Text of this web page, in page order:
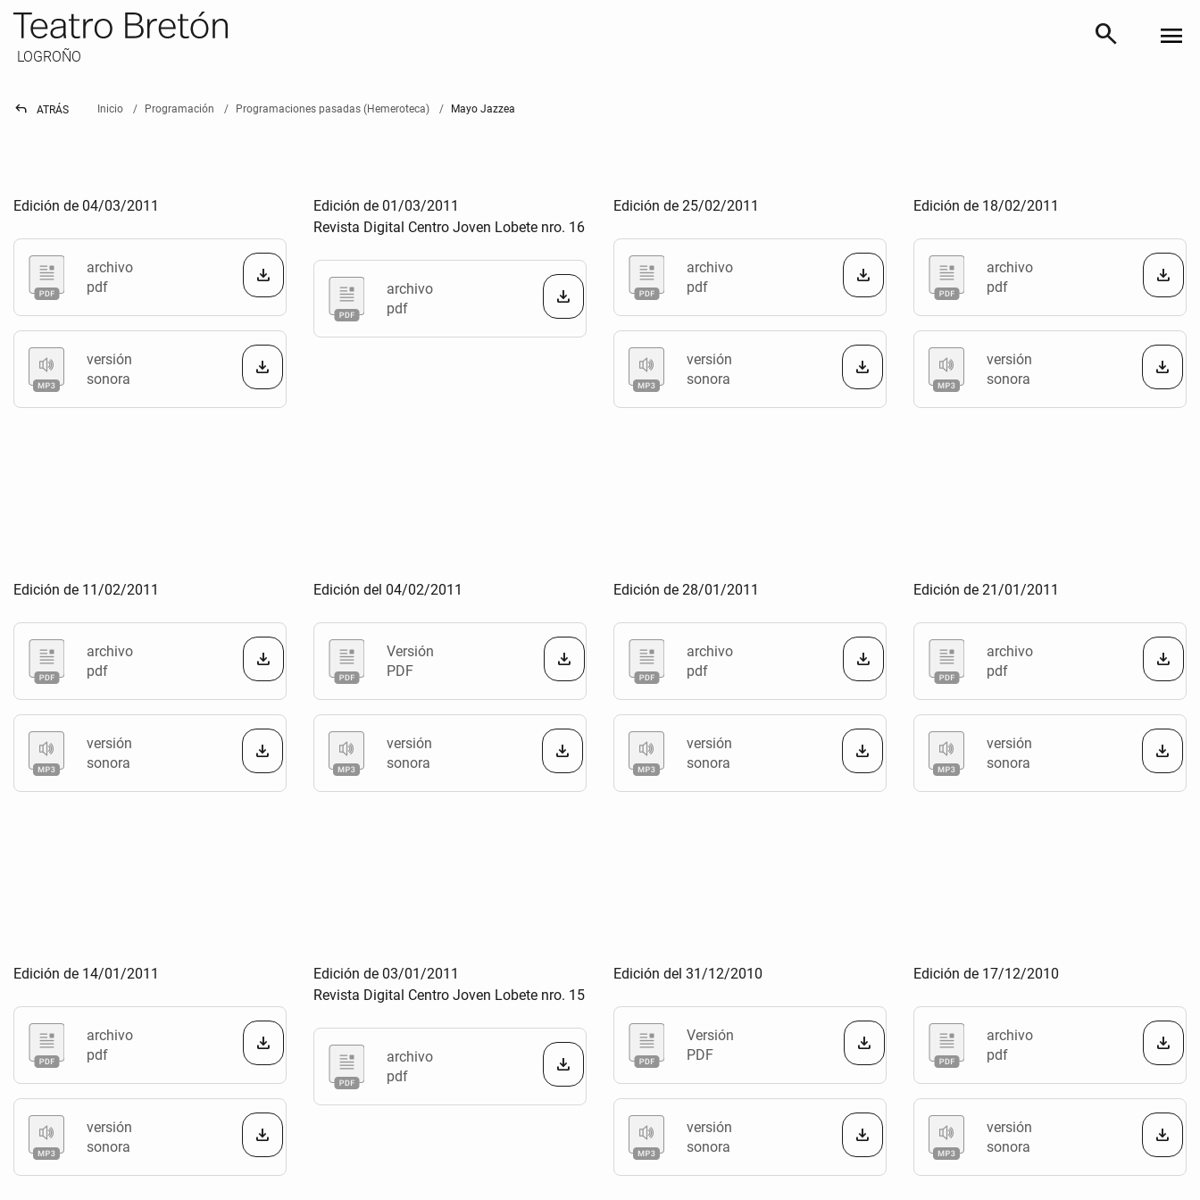
LOGROÑO
search menu
reply ATRÁS Inicio Programación Programaciones pasadas (Hemeroteca) Mayo Jazzea
Edición de 04/03/2011
archivo
pdf
versión
sonora
Edición de 01/03/2011
Revista Digital Centro Joven Lobete nro. 16
archivo
pdf
Edición de 25/02/2011
archivo
pdf
versión
sonora
Edición de 18/02/2011
archivo
pdf
versión
sonora
Edición de 11/02/2011
archivo
pdf
versión
sonora
Edición del 04/02/2011
Versión
PDF
versión
sonora
Edición de 28/01/2011
archivo
pdf
versión
sonora
Edición de 21/01/2011
archivo
pdf
versión
sonora
Edición de 14/01/2011
archivo
pdf
versión
sonora
Edición de 03/01/2011
Revista Digital Centro Joven Lobete nro. 15
archivo
pdf
Edición del 31/12/2010
Versión
PDF
versión
sonora
Edición de 17/12/2010
archivo
pdf
versión
sonora